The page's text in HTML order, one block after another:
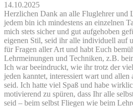
14.10.2025
Herzlichen Dank an alle Fluglehrer und
jedem bin ich mindestens an einzelnen
mich stets sicher und gut aufgehoben
eigenen Stil, seid ihr alle individuell auf
für Fragen aller Art und habt Euch
Lehrmeinungen und Techniken, z.B.
Ich war beeindruckt, wie ihr trotz der
jeden kanntet, interessiert wart und allen
seid. Ich hatte viel Spaß und habe
motivierend zu spüren, dass Ihr alle
seid – beim selbst Fliegen wie beim